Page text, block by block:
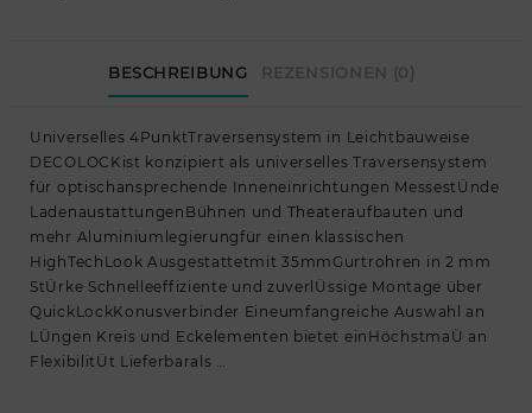
BESCHREIBUNG REZENSIONEN (0)
Universelles 4PunktTraversensystem in Leichtbauweise
DECOLOCKist konzipiert als universelles Traversensystem
für optischansprechende Inneneinrichtungen MessestÜnde
LadenaustattungenBühnen und Theateraufbauten und
mehr Aluminiumlegierungfür einen klassischen
HighTechLook Ausgestattetmit 35mmGurtrohren in 2 mm
StÜrke Schnelleeffiziente und zuverlÜssige Montage über
QuickLockKonusverbinder Eineumfangreiche Auswahl an
LÜngen Kreis und Eckelementen bietet einHöchstmaÜ an
FlexibilitÜt Lieferbarals …